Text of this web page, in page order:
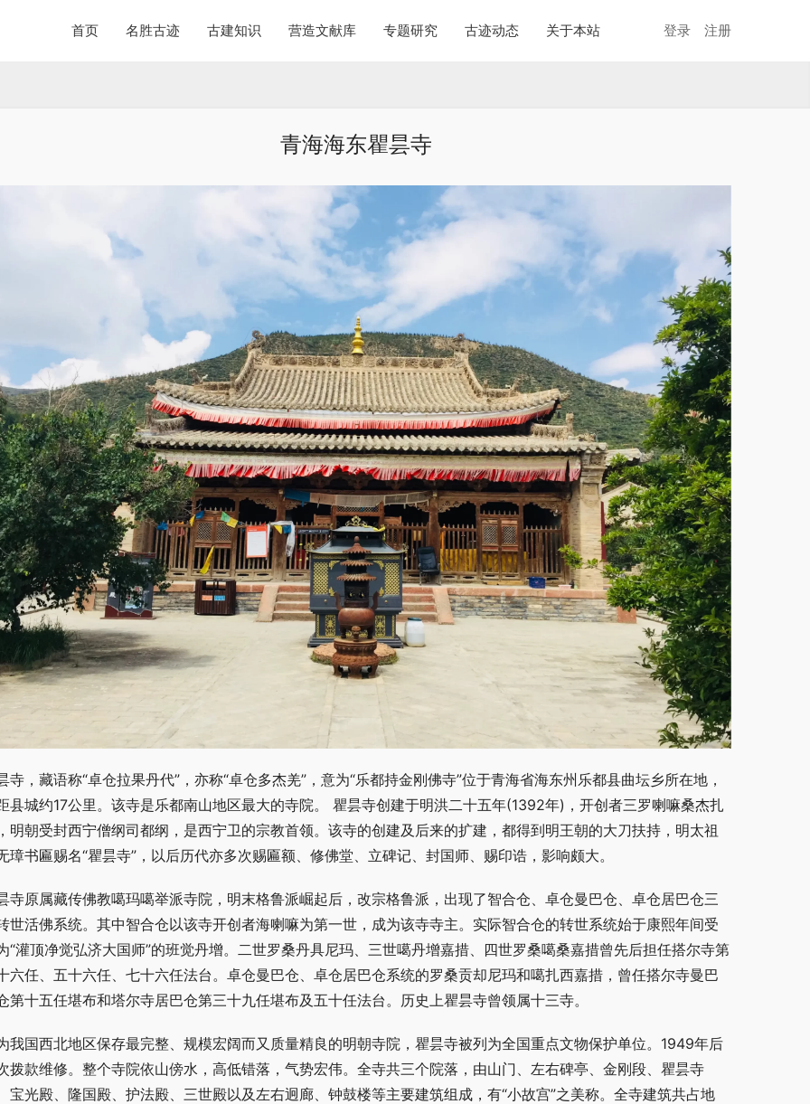
首页 名胜古迹 古建知识 营造文献库 专题研究 古迹动态 关于本站 登录 注册
青海海东瞿昙寺
寺，藏语称“卓仓拉果丹代”，亦称“卓仓多杰羌”，意为“乐都持金刚佛寺”位于青海省海东州乐都县曲坛乡所在地，
县城约17公里。该寺是乐都南山地区最大的寺院。 瞿昙寺创建于明洪二十五年(1392年)，开创者三罗喇嘛桑杰扎
明朝受封西宁僧纲司都纲，是西宁卫的宗教首领。该寺的创建及后来的扩建，都得到明王朝的大刀扶持，明太祖
璋书匾赐名“瞿昙寺”，以后历代亦多次赐匾额、修佛堂、立碑记、封国师、赐印诰，影响颇大。
寺原属藏传佛教噶玛噶举派寺院，明末格鲁派崛起后，改宗格鲁派，出现了智合仓、卓仓曼巴仓、卓仓居巴仓三
世活佛系统。其中智合仓以该寺开创者海喇嘛为第一世，成为该寺寺主。实际智合仓的转世系统始于康熙年间受
“灌顶净觉弘济大国师”的班觉丹增。二世罗桑丹具尼玛、三世噶丹增嘉措、四世罗桑噶桑嘉措曾先后担任搭尔寺第
六任、五十六任、七十六任法台。卓仓曼巴仓、卓仓居巴仓系统的罗桑贡却尼玛和噶扎西嘉措，曾任搭尔寺曼巴
第十五任堪布和塔尔寺居巴仓第三十九任堪布及五十任法台。历史上瞿昙寺曾领属十三寺。
我国西北地区保存最完整、规模宏阔而又质量精良的明朝寺院，瞿昙寺被列为全国重点文物保护单位。1949年后
拨款维修。整个寺院依山傍水，高低错落，气势宏伟。全寺共三个院落，由山门、左右碑亭、金刚段、瞿昙寺
宝光殿、隆国殿、护法殿、三世殿以及左右迥廊、钟鼓楼等主要建筑组成，有“小故宫”之美称。全寺建筑共占地